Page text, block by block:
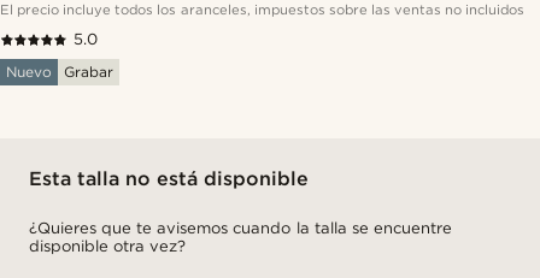
El precio incluye todos los aranceles, impuestos sobre las ventas no incluidos
5.0
Nuevo
Grabar
Esta talla no está disponible
¿Quieres que te avisemos cuando la talla se encuentre
disponible otra vez?